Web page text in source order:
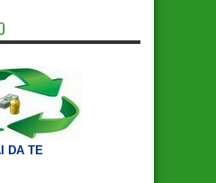
DA TE